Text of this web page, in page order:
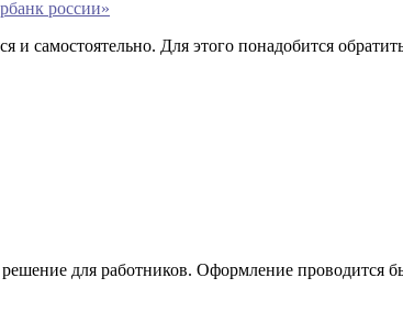
россии»
и самостоятельно. Для этого понадобится
для работников. Оформление проводится